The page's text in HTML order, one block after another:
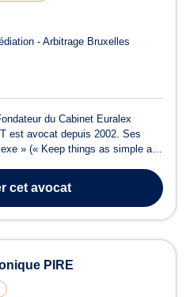
- Arbitrage Bruxelles
du Cabinet Euralex
est avocat depuis 2002. Ses
» (« Keep things as simple as
attache une importance
cet avocat
PIRE